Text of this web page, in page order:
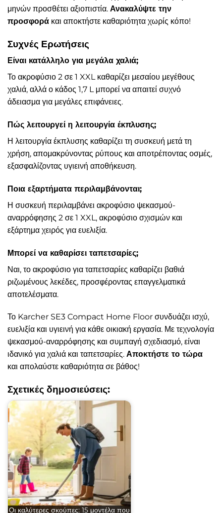
μηνών προσθέτει αξιοπιστία. Ανακαλύψτε την
προσφορά και αποκτήστε καθαριότητα χωρίς κόπο!
Συχνές Ερωτήσεις
Είναι κατάλληλο για μεγάλα χαλιά;
Το ακροφύσιο 2 σε 1 XXL καθαρίζει μεσαίου μεγέθους
χαλιά, αλλά ο κάδος 1,7 L μπορεί να απαιτεί συχνό
άδειασμα για μεγάλες επιφάνειες.
Πώς λειτουργεί η λειτουργία έκπλυσης;
Η λειτουργία έκπλυσης καθαρίζει τη συσκευή μετά τη
χρήση, απομακρύνοντας ρύπους και αποτρέποντας οσμές,
εξασφαλίζοντας υγιεινή αποθήκευση.
Ποια εξαρτήματα περιλαμβάνονται;
Η συσκευή περιλαμβάνει ακροφύσιο ψεκασμού-
αναρρόφησης 2 σε 1 XXL, ακροφύσιο σχισμών και
εξάρτημα χειρός για ευελιξία.
Μπορεί να καθαρίσει ταπετσαρίες;
Ναι, το ακροφύσιο για ταπετσαρίες καθαρίζει βαθιά
ριζωμένους λεκέδες, προσφέροντας επαγγελματικά
αποτελέσματα.
Το Karcher SE3 Compact Home Floor συνδυάζει ισχύ,
ευελιξία και υγιεινή για κάθε οικιακή εργασία. Με τεχνολογία
ψεκασμού-αναρρόφησης και συμπαγή σχεδιασμό, είναι
ιδανικό για χαλιά και ταπετσαρίες. Αποκτήστε το τώρα
και απολαύστε καθαριότητα σε βάθος!
Σχετικές δημοσιεύσεις:
Οι καλύτερες σκούπες: 15 μοντέλα που